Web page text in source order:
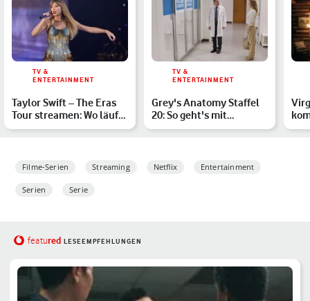
TV &
ENTERTAINMENT
Taylor Swift – The Eras
Tour streamen: Wo läuft
der Konzertfilm i…
TV &
ENTERTAINMENT
Grey's Anatomy Staffel
20: So geht's mit
Meredith weiter
Filme-Serien Streaming Netflix Entertainment
Serien Serie
featured LESEEMPFEHLUNGEN